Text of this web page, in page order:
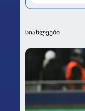
ოჯახზე
სიახლეები